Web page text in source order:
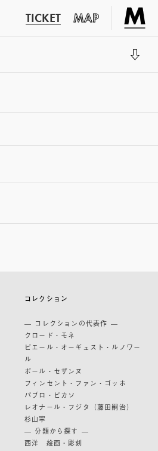
TICKET MAP
コレクション
— コレクションの代表作 —
クロード・モネ
ピエール・オーギュスト・ルノワー
ル
ポール・セザンヌ
フィンセント・ファン・ゴッホ
パブロ・ピカソ
レオナール・フジタ（藤田嗣治）
杉山寧
— 分類から探す —
西洋 絵画・彫刻